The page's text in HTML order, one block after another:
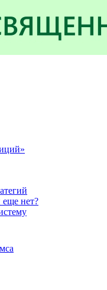
еще нет?